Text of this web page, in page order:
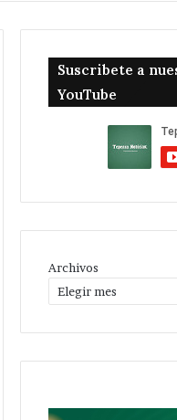
Suscribete a
YouTube
Archivos